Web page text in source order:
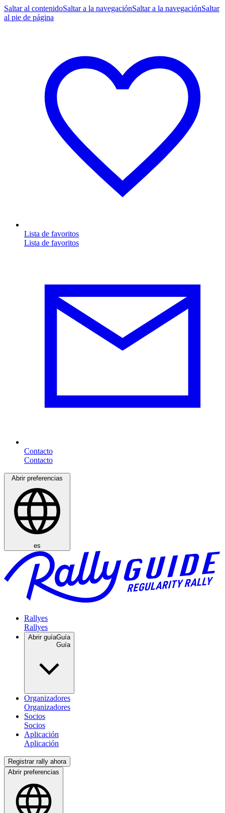
Saltar al contenidoSaltar a la navegaciónSaltar a la navegaciónSaltar
al pie de página
Lista de favoritos
Contacto
Abrir preferencias
es
Rallyes
Abrir guíaGuía
Organizadores
Socios
Aplicación
Registrar rally ahora
Abrir preferencias